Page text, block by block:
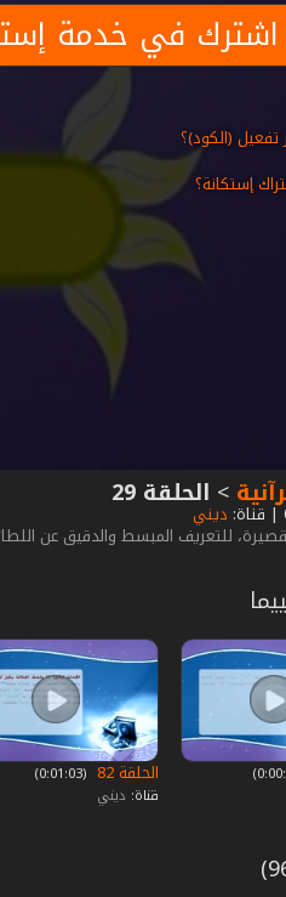
اشترك في خدمة
تفعيل (الكود)؟
إستكانة؟
> الحلقة 29
ديني
للتعريف المبسط والدقيق عن
الحلقة 82
‏ (0:01:03)
قناة: ديني